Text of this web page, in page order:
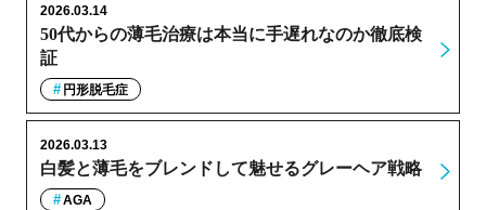
50代からの薄毛治療は本当に手遅れなのか徹底検
証
2026.03.14
円形脱毛症
白髪と薄毛をブレンドして魅せるグレーヘア戦略
2026.03.13
AGA